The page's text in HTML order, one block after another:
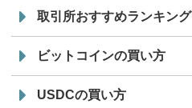
取引所おすすめランキング
ビットコインの買い方
USDCの買い方